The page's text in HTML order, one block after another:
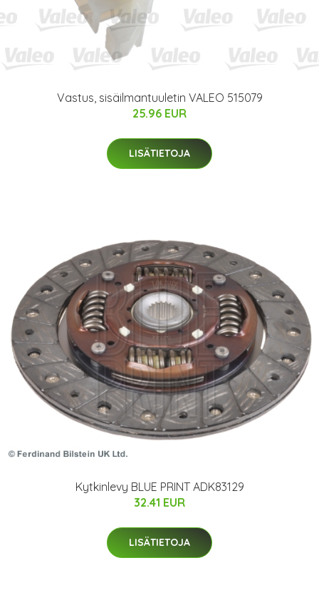
Vastus, sisäilmantuuletin VALEO 515079
25.96 EUR
LISÄTIETOJA
Kytkinlevy BLUE PRINT ADK83129
32.41 EUR
LISÄTIETOJA